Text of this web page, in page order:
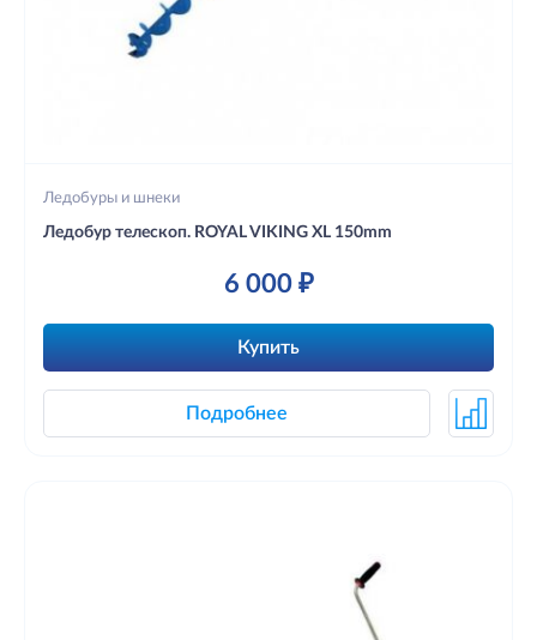
Ледобуры и шнеки
Ледобур телескоп. ROYAL VIKING XL 150mm
6 000 ₽
Купить
Подробнее